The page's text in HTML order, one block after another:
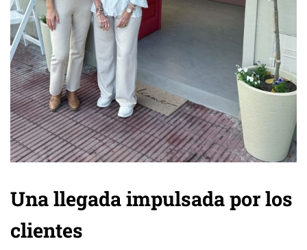
Una llegada impulsada por los
clientes